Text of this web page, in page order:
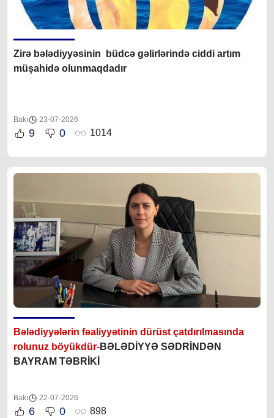
Zirə bələdiyyəsinin büdcə gəlirlərində ciddi artım
müşahidə olunmaqdadır
Bakı 23-07-2026
9 0 1014
Bələdiyyələrin fəaliyyətinin dürüst çatdırılmasında
rolunuz böyükdür-BƏLƏDİYYƏ SƏDRİNDƏN
BAYRAM TƏBRİKİ
Bakı 22-07-2026
6 0 898